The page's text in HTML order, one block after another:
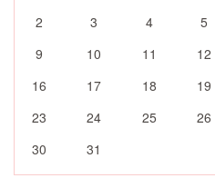
2
3 4 5
9
10 11 12
16
17 18 19
23
24 25 26
30
31